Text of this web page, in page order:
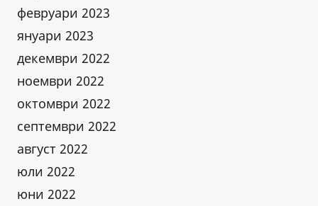
февруари 2023
януари 2023
декември 2022
ноември 2022
октомври 2022
септември 2022
август 2022
юли 2022
юни 2022